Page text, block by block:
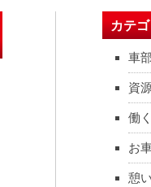
カテ
車
資
働
お
憩